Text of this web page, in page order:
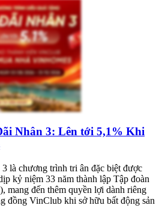
Nhân 3: Lên tới 5,1% Khi
3 là chương trình tri ân đặc biệt được
kỷ niệm 33 năm thành lập Tập đoàn
mang đến thêm quyền lợi dành riêng
đồng VinClub khi sở hữu bất động sản